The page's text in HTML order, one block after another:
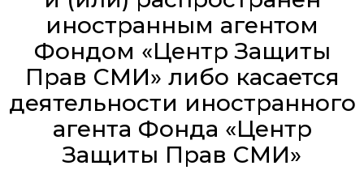
иностранным агентом
Фондом «Центр Защиты
Прав СМИ» либо касается
деятельности иностранного
агента Фонда «Центр
Защиты Прав СМИ»